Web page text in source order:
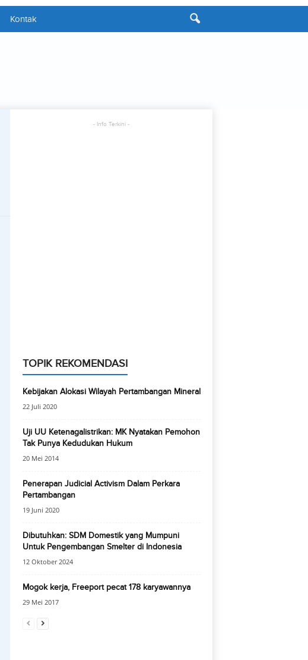
Kontak
- Info Terkini -
TOPIK REKOMENDASI
Kebijakan Alokasi Wilayah Pertambangan Mineral
22 Juli 2020
Uji UU Ketenagalistrikan: MK Nyatakan Pemohon
Tak Punya Kedudukan Hukum
20 Mei 2014
Penerapan Judicial Activism Dalam Perkara
Pertambangan
19 Juni 2020
Dibutuhkan: SDM Domestik yang Mumpuni
Untuk Pengembangan Smelter di Indonesia
12 Oktober 2024
Mogok kerja, Freeport pecat 178 karyawannya
29 Mei 2017